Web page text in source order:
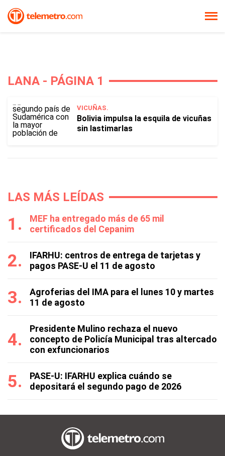
LANA - PÁGINA 1
VICUÑAS.
Bolivia impulsa la esquila de vicuñas
sin lastimarlas
LAS MÁS LEÍDAS
MEF ha entregado más de 65 mil
certificados del Cepanim
IFARHU: centros de entrega de tarjetas y
pagos PASE-U el 11 de agosto
Agroferias del IMA para el lunes 10 y martes
11 de agosto
Presidente Mulino rechaza el nuevo
concepto de Policía Municipal tras altercado
con exfuncionarios
PASE-U: IFARHU explica cuándo se
depositará el segundo pago de 2026